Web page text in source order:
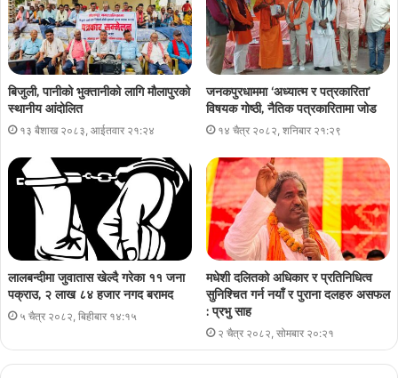
बिजुली, पानीको भुक्तानीको लागि मौलापुरको
स्थानीय आंदोलित
१३ बैशाख २०८३, आईतवार २१:२४
जनकपुरधाममा ‘अध्यात्म र पत्रकारिता’
विषयक गोष्ठी, नैतिक पत्रकारितामा जोड
१४ चैत्र २०८२, शनिबार २१:२९
लालबन्दीमा जुवातास खेल्दै गरेका ११ जना
पक्राउ, २ लाख ८४ हजार नगद बरामद
५ चैत्र २०८२, बिहीबार १४:१५
मधेशी दलितको अधिकार र प्रतिनिधित्व
सुनिश्चित गर्न नयाँ र पुराना दलहरु असफल
: प्रभु साह
२ चैत्र २०८२, सोमबार २०:२१